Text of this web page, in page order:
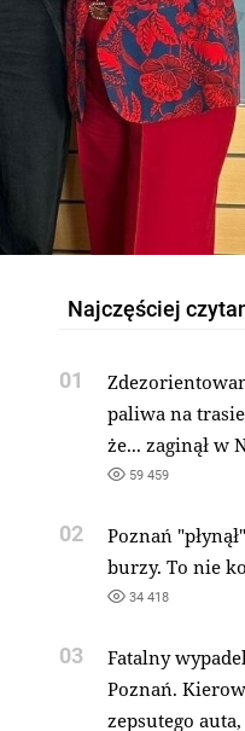
Najczęściej
01
paliwa na trasie
że... zaginął w
59 459
02
Poznań
burzy. To nie
34 418
03
Fatalny
Poznań.
zepsutego